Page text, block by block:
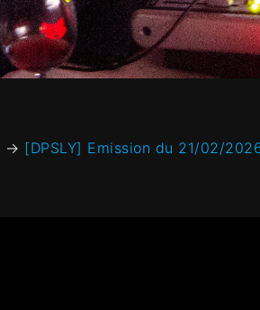
→ [DPSLY] Emission du 21/02/